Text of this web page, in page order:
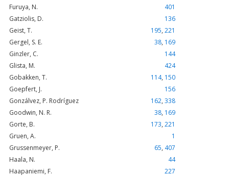
Furuya, N.
401
Gatziolis, D.
136
Geist, T.
195, 221
Gergel, S. E.
38, 169
Ginzler, C.
144
Glista, M.
424
Gobakken, T.
114, 150
Goepfert, J.
156
Gonzálvez, P. Rodríguez
162, 338
Goodwin, N. R.
38, 169
Gorte, B.
173, 221
Gruen, A.
1
Grussenmeyer, P.
65, 407
Haala, N.
44
Haapaniemi, F.
227